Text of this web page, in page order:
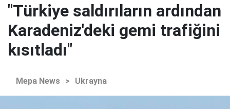
"Türkiye saldırıların ardından
Karadeniz'deki gemi trafiğini
kısıtladı"
Mepa News > Ukrayna